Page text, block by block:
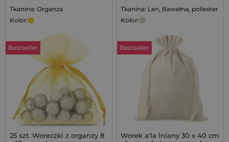
Tkanina: Organza
Kolor:
Bestseller
25 szt. Woreczki z organzy 8
Tkanina: Len, Bawełna, poliester
Kolor:
Bestseller
Worek a'la lniany 30 x 40 cm